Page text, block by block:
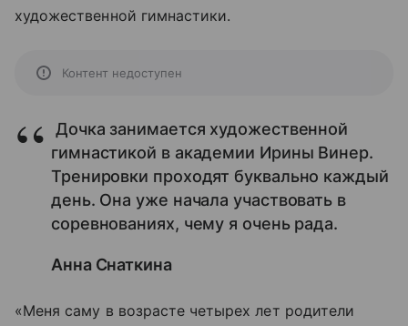
художественной гимнастики.
Контент недоступен
Дочка занимается художественной
гимнастикой в академии Ирины Винер.
Тренировки проходят буквально каждый
день. Она уже начала участвовать в
соревнованиях, чему я очень рада.
Анна Снаткина
«Меня саму в возрасте четырех лет родители